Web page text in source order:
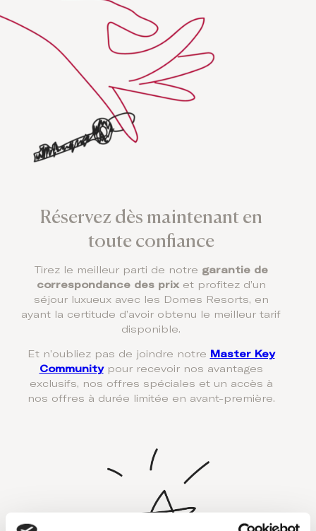
Réservez dès maintenant en
toute confiance
Tirez le meilleur parti de notre garantie de
correspondance des prixet profitez d’un
séjour luxueux avec les Domes Resorts, en
ayant la certitude d’avoir obtenu le meilleur tarif
disponible.
Et n’oubliez pas de joindre notre
Master Key
Communitypour recevoir nos avantages
exclusifs, nos offres spéciales et un accès à
nos offres à durée limitée en avant-première.